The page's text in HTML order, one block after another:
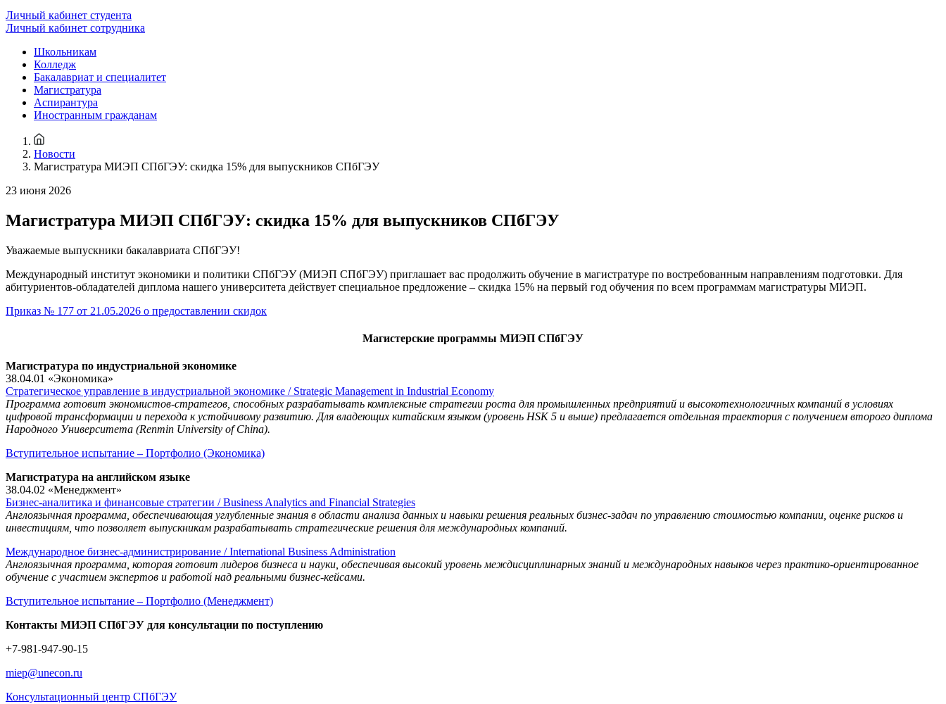
Личный кабинет студента
Личный кабинет сотрудника
Школьникам
Колледж
Бакалавриат и специалитет
Магистратура
Аспирантура
Иностранным гражданам
Новости
Магистратура МИЭП СПбГЭУ: скидка 15% для выпускников СПбГЭУ
23 июня 2026
Магистратура МИЭП СПбГЭУ: скидка 15% для выпускников СПбГЭУ
Уважаемые выпускники бакалавриата СПбГЭУ!
Международный институт экономики и политики СПбГЭУ (МИЭП СПбГЭУ) приглашает вас продолжить обучение в магистратуре по востребованным направлениям подготовки. Для
абитуриентов-обладателей диплома нашего университета действует специальное предложение – скидка 15% на первый год обучения по всем программам магистратуры МИЭП.
Приказ № 177 от 21.05.2026 о предоставлении скидок
Магистерские программы МИЭП СПбГЭУ
Магистратура по индустриальной экономике
38.04.01 «Экономика»
Стратегическое управление в индустриальной экономике / Strategic Management in Industrial Economy
Программа готовит экономистов-стратегов, способных разрабатывать комплексные стратегии роста для промышленных предприятий и высокотехнологичных компаний в условиях
цифровой трансформации и перехода к устойчивому развитию. Для владеющих китайским языком (уровень HSK 5 и выше) предлагается отдельная траектория с получением второго диплома
Народного Университета (Renmin University of China).
Вступительное испытание – Портфолио (Экономика)
Магистратура на английском языке
38.04.02 «Менеджмент»
Бизнес-аналитика и финансовые стратегии / Business Analytics and Financial Strategies
Англоязычная программа, обеспечивающая углубленные знания в области анализа данных и навыки решения реальных бизнес-задач по управлению стоимостью компании, оценке рисков и
инвестициям, что позволяет выпускникам разрабатывать стратегические решения для международных компаний.
Международное бизнес-администрирование / International Business Administration
Англоязычная программа, которая готовит лидеров бизнеса и науки, обеспечивая высокий уровень междисциплинарных знаний и международных навыков через практико-ориентированное
обучение с участием экспертов и работой над реальными бизнес-кейсами.
Вступительное испытание – Портфолио (Менеджмент)
Контакты МИЭП СПбГЭУ для консультации по поступлению
+7-981-947-90-15
miep@unecon.ru
Консультационный центр СПбГЭУ